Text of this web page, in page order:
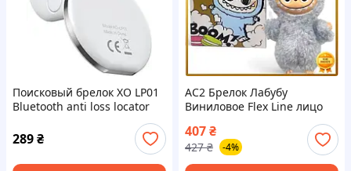
Поисковый брелок XO LP01
Bluetooth anti loss locator
bidirectional search White
289₴
AC2 Брелок Лабубу
Виниловое Flex Line лицо
коллекционирования
фигурки игрушка микс
MOD58 DE
407₴
427 ₴ -4%